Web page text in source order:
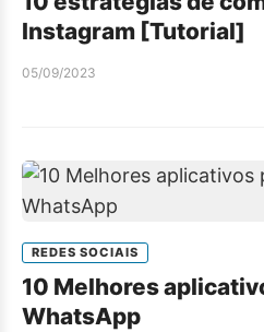
Instagram [Tutorial]
05/09/2023
REDES SOCIAIS
10 Melhores
WhatsApp